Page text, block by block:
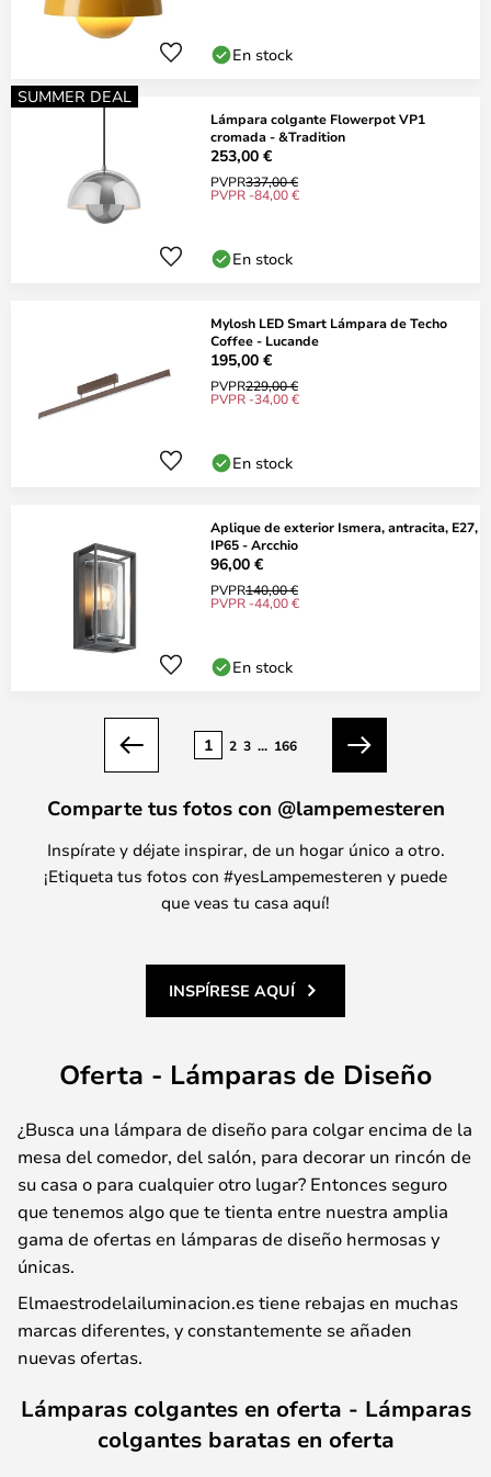
En stock
SUMMER DEAL
Lámpara colgante Flowerpot VP1
cromada - &Tradition
253,00 €
PVPR337,00 €
PVPR -84,00 €
En stock
Mylosh LED Smart Lámpara de Techo
Coffee - Lucande
195,00 €
PVPR229,00 €
PVPR -34,00 €
En stock
Aplique de exterior Ismera, antracita, E27,
IP65 - Arcchio
96,00 €
PVPR140,00 €
PVPR -44,00 €
En stock
Anterior
1 2 3 ... 166
Siguiente
Comparte tus fotos con @lampemesteren
Inspírate y déjate inspirar, de un hogar único a otro.
¡Etiqueta tus fotos con #yesLampemesteren y puede
que veas tu casa aquí!
INSPÍRESE AQUÍ
Oferta - Lámparas de Diseño
¿Busca una lámpara de diseño para colgar encima de la
mesa del comedor, del salón, para decorar un rincón de
su casa o para cualquier otro lugar? Entonces seguro
que tenemos algo que te tienta entre nuestra amplia
gama de ofertas en lámparas de diseño hermosas y
únicas.
Elmaestrodelailuminacion.es tiene rebajas en muchas
marcas diferentes, y constantemente se añaden
nuevas ofertas.
Lámparas colgantes en oferta - Lámparas
colgantes baratas en oferta